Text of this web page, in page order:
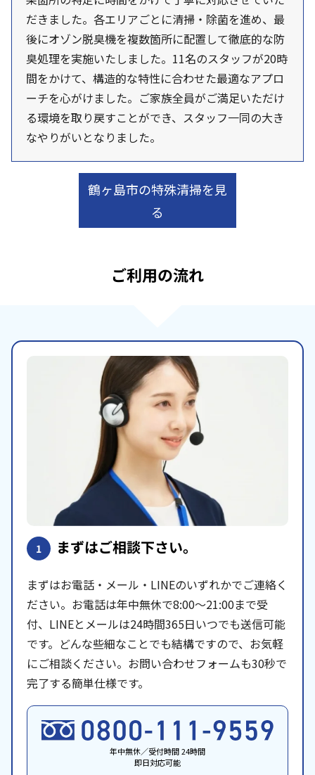
だきました。各エリアごとに清掃・除菌を進め、最
後にオゾン脱臭機を複数箇所に配置して徹底的な防
臭処理を実施いたしました。11名のスタッフが20時
間をかけて、構造的な特性に合わせた最適なアプロ
ーチを心がけました。ご家族全員がご満足いただけ
る環境を取り戻すことができ、スタッフ一同の大き
なやりがいとなりました。
鶴ヶ島市の特殊清掃を見
る
ご利用の流れ
1 まずはご相談下さい。
まずはお電話・メール・LINEのいずれかでご連絡く
ださい。お電話は年中無休で8:00〜21:00まで受
付、LINEとメールは24時間365日いつでも送信可能
です。どんな些細なことでも結構ですので、お気軽
にご相談ください。お問い合わせフォームも30秒で
完了する簡単仕様です。
年中無休／受付時間 24時間
即日対応可能